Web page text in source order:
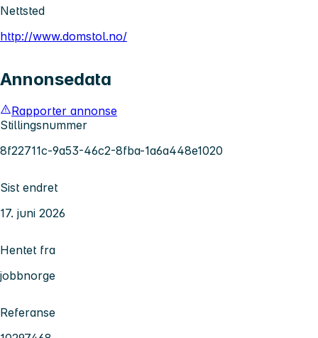
Nettsted
http://www.domstol.no/
Annonsedata
Rapporter annonse
Stillingsnummer
8f22711c-9a53-46c2-8fba-1a6a448e1020
Sist endret
17. juni 2026
Hentet fra
jobbnorge
Referanse